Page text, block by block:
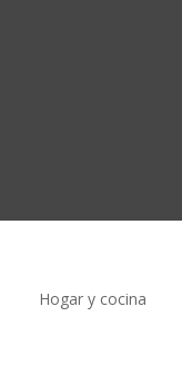
Hogar y cocina